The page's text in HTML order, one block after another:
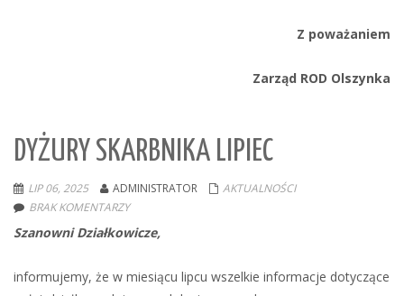
Z poważaniem
Zarząd ROD Olszynka
DYŻURY SKARBNIKA LIPIEC
LIP 06, 2025 ADMINISTRATOR
AKTUALNOŚCI
BRAK KOMENTARZY
Szanowni Działkowicze,
informujemy, że w miesiącu lipcu wszelkie informacje dotyczące